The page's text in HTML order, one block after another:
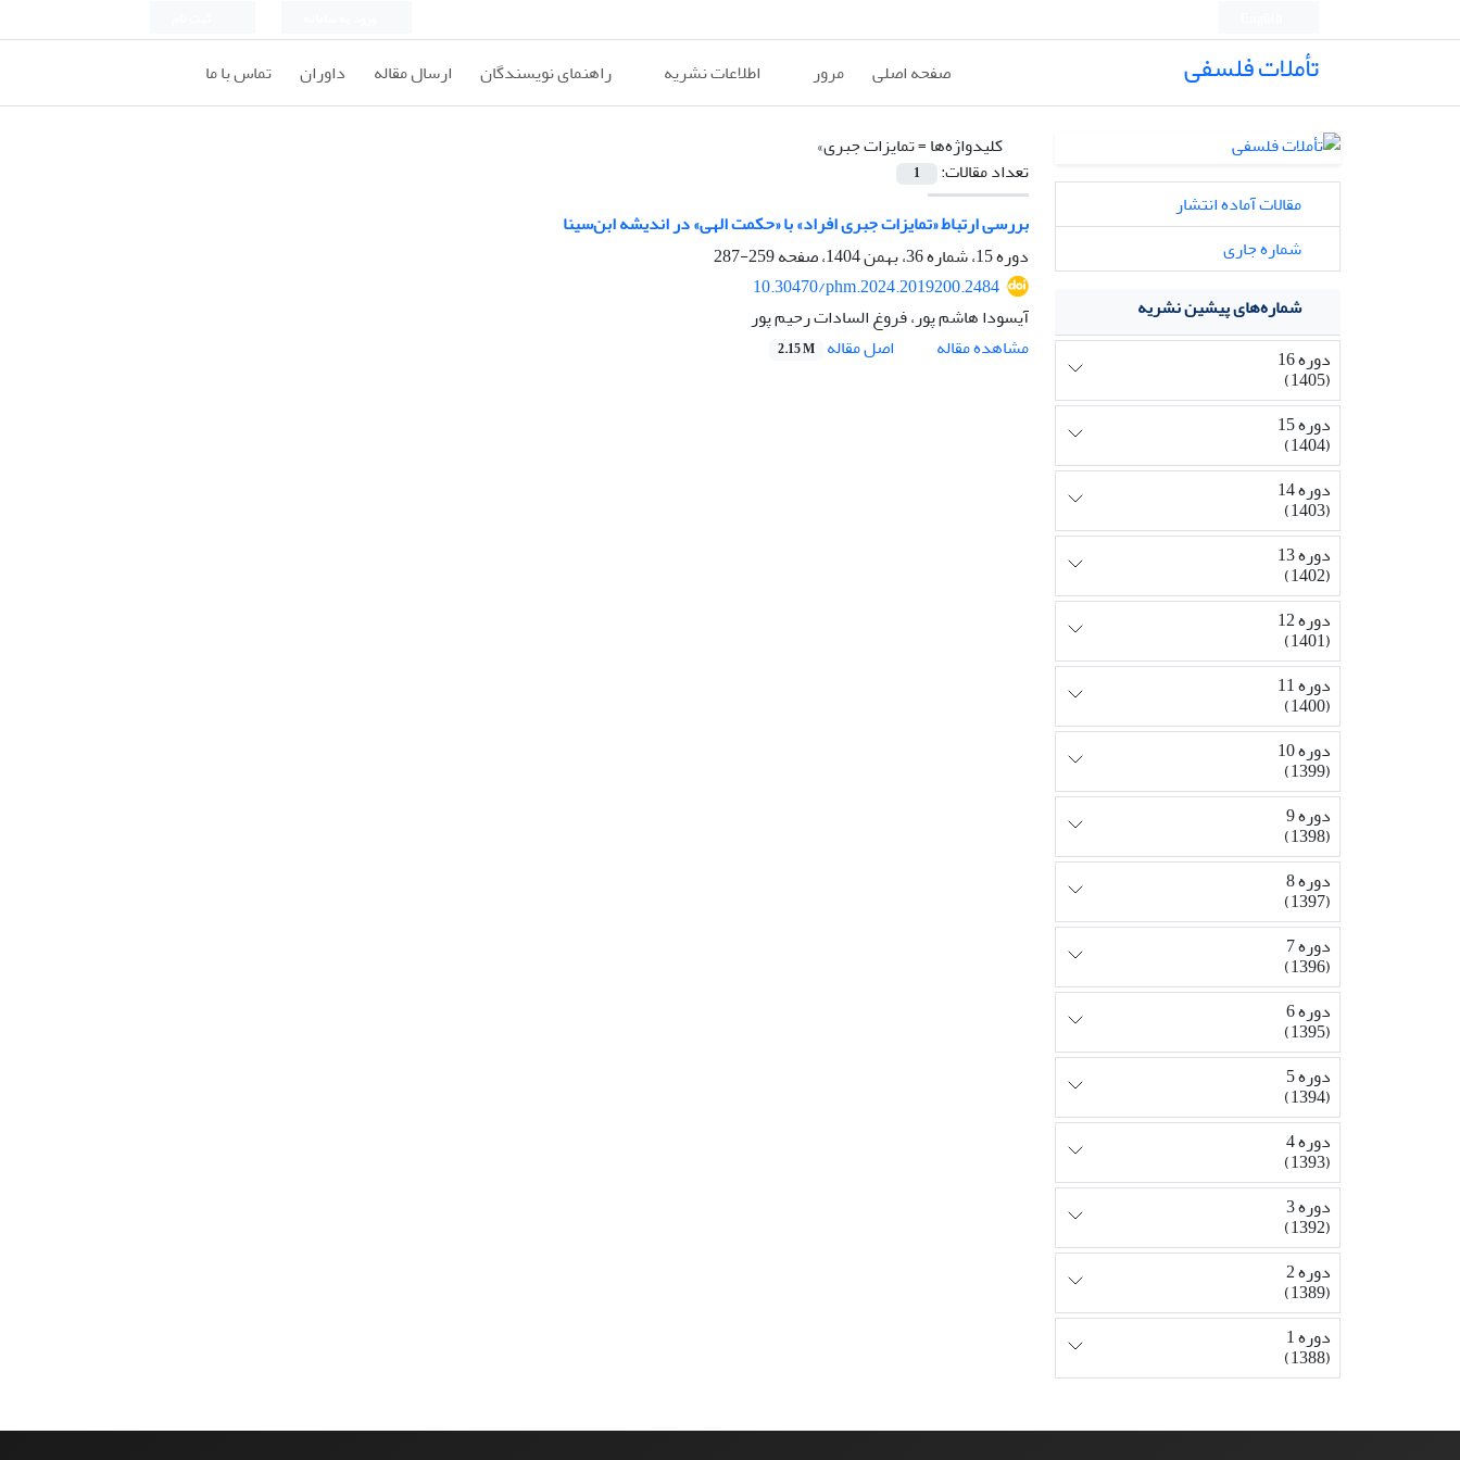
تأملات فلسفی صفحه اصلی مرور اطلاعات نشریه راهنمای نویسندگان ارسال مقاله داوران تماس با ما
کلیدواژه‌ها =تمایزات جبری»
تعداد مقالات:
1
بررسی ارتباط «تمایزات جبری افراد» با «حکمت الهی» در اندیشه ابن‌سینا
دوره 15، شماره 36، بهمن 1404، صفحه
259-287
10.30470/phm.2024.2019200.2484
آیسودا هاشم پور، فروغ السادات رحیم پور
مشاهده مقاله
اصل مقاله 2.15 M
مقالات آماده انتشار
شماره جاری
شماره‌های پیشین نشریه
دوره 16
(1405)
دوره 15
(1404)
دوره 14
(1403)
دوره 13
(1402)
دوره 12
(1401)
دوره 11
(1400)
دوره 10
(1399)
دوره 9
(1398)
دوره 8
(1397)
دوره 7
(1396)
دوره 6
(1395)
دوره 5
(1394)
دوره 4
(1393)
دوره 3
(1392)
دوره 2
(1389)
دوره 1
(1388)